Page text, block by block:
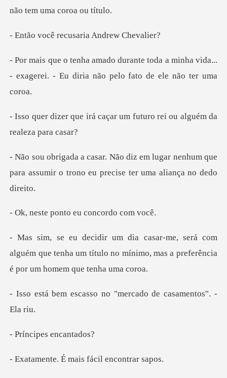
recusaria And
a a minha vida...
- exagerei. - Eu diria
caçar um futuro rei ou alg
ugar nenhum que
para assumir o trono eu
onto eu conco
com
alguém que tenha um título no mínimo, mas a
sso no "mercado de c
ipes en
É mais fácil e